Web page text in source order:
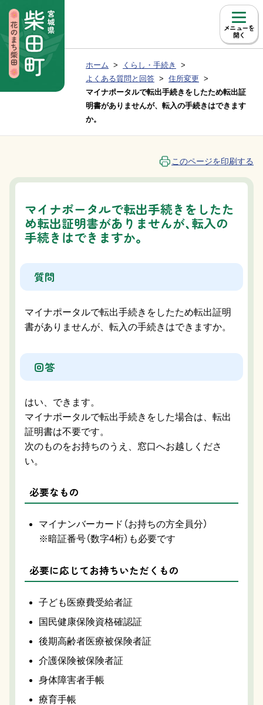
メニュー
Group NAV BreadCrumb
現在位置：
ホーム
くらし・手続き
よくある質問と回答
住所変更
マイナポータルで転出手続きをしたため転出証
明書がありませんが、転入の手続きはできます
か。
このページを印刷する
マイナポータルで転出手続きをしたた
め転出証明書がありませんが、転入の
手続きはできますか。
質問
マイナポータルで転出手続きをしたため転出証明
書がありませんが、転入の手続きはできますか。
回答
はい、できます。
マイナポータルで転出手続きをした場合は、転出
証明書は不要です。
次のものをお持ちのうえ、窓口へお越しくださ
い。
必要なもの
マイナンバーカード（お持ちの方全員分）
※暗証番号（数字4桁）も必要です
必要に応じてお持ちいただくもの
子ども医療費受給者証
国民健康保険資格確認証
後期高齢者医療被保険者証
介護保険被保険者証
身体障害者手帳
療育手帳